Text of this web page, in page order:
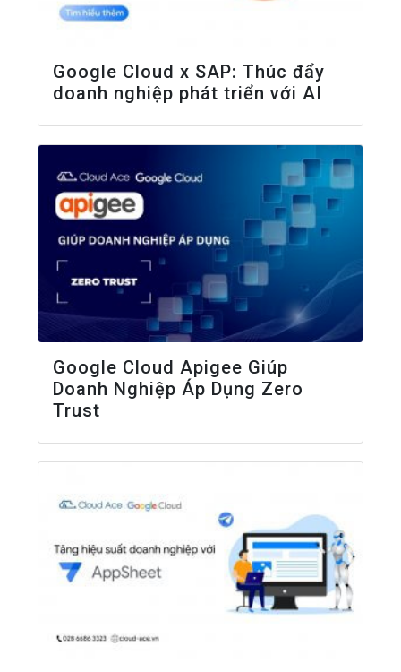
Google Cloud x SAP: Thúc đẩy
doanh nghiệp phát triển với AI
Google Cloud Apigee Giúp
Doanh Nghiệp Áp Dụng Zero
Trust